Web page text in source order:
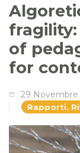
of
for
29 Novembre
Rapporti,